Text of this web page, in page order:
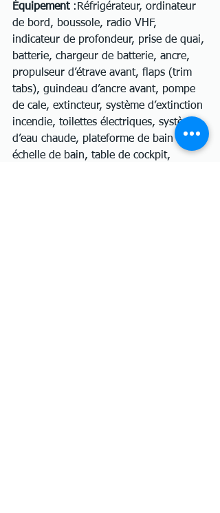
Équipement :Réfrigérateur, ordinateur
de bord, boussole, radio VHF,
indicateur de profondeur, prise de quai,
batterie, chargeur de batterie, ancre,
propulseur d’étrave avant, flaps (trim
tabs), guindeau d’ancre avant, pompe
de cale, extincteur, système d’extinction
incendie, toilettes électriques, système
d’eau chaude, plateforme de bain fixe,
échelle de bain, table de cockpit,